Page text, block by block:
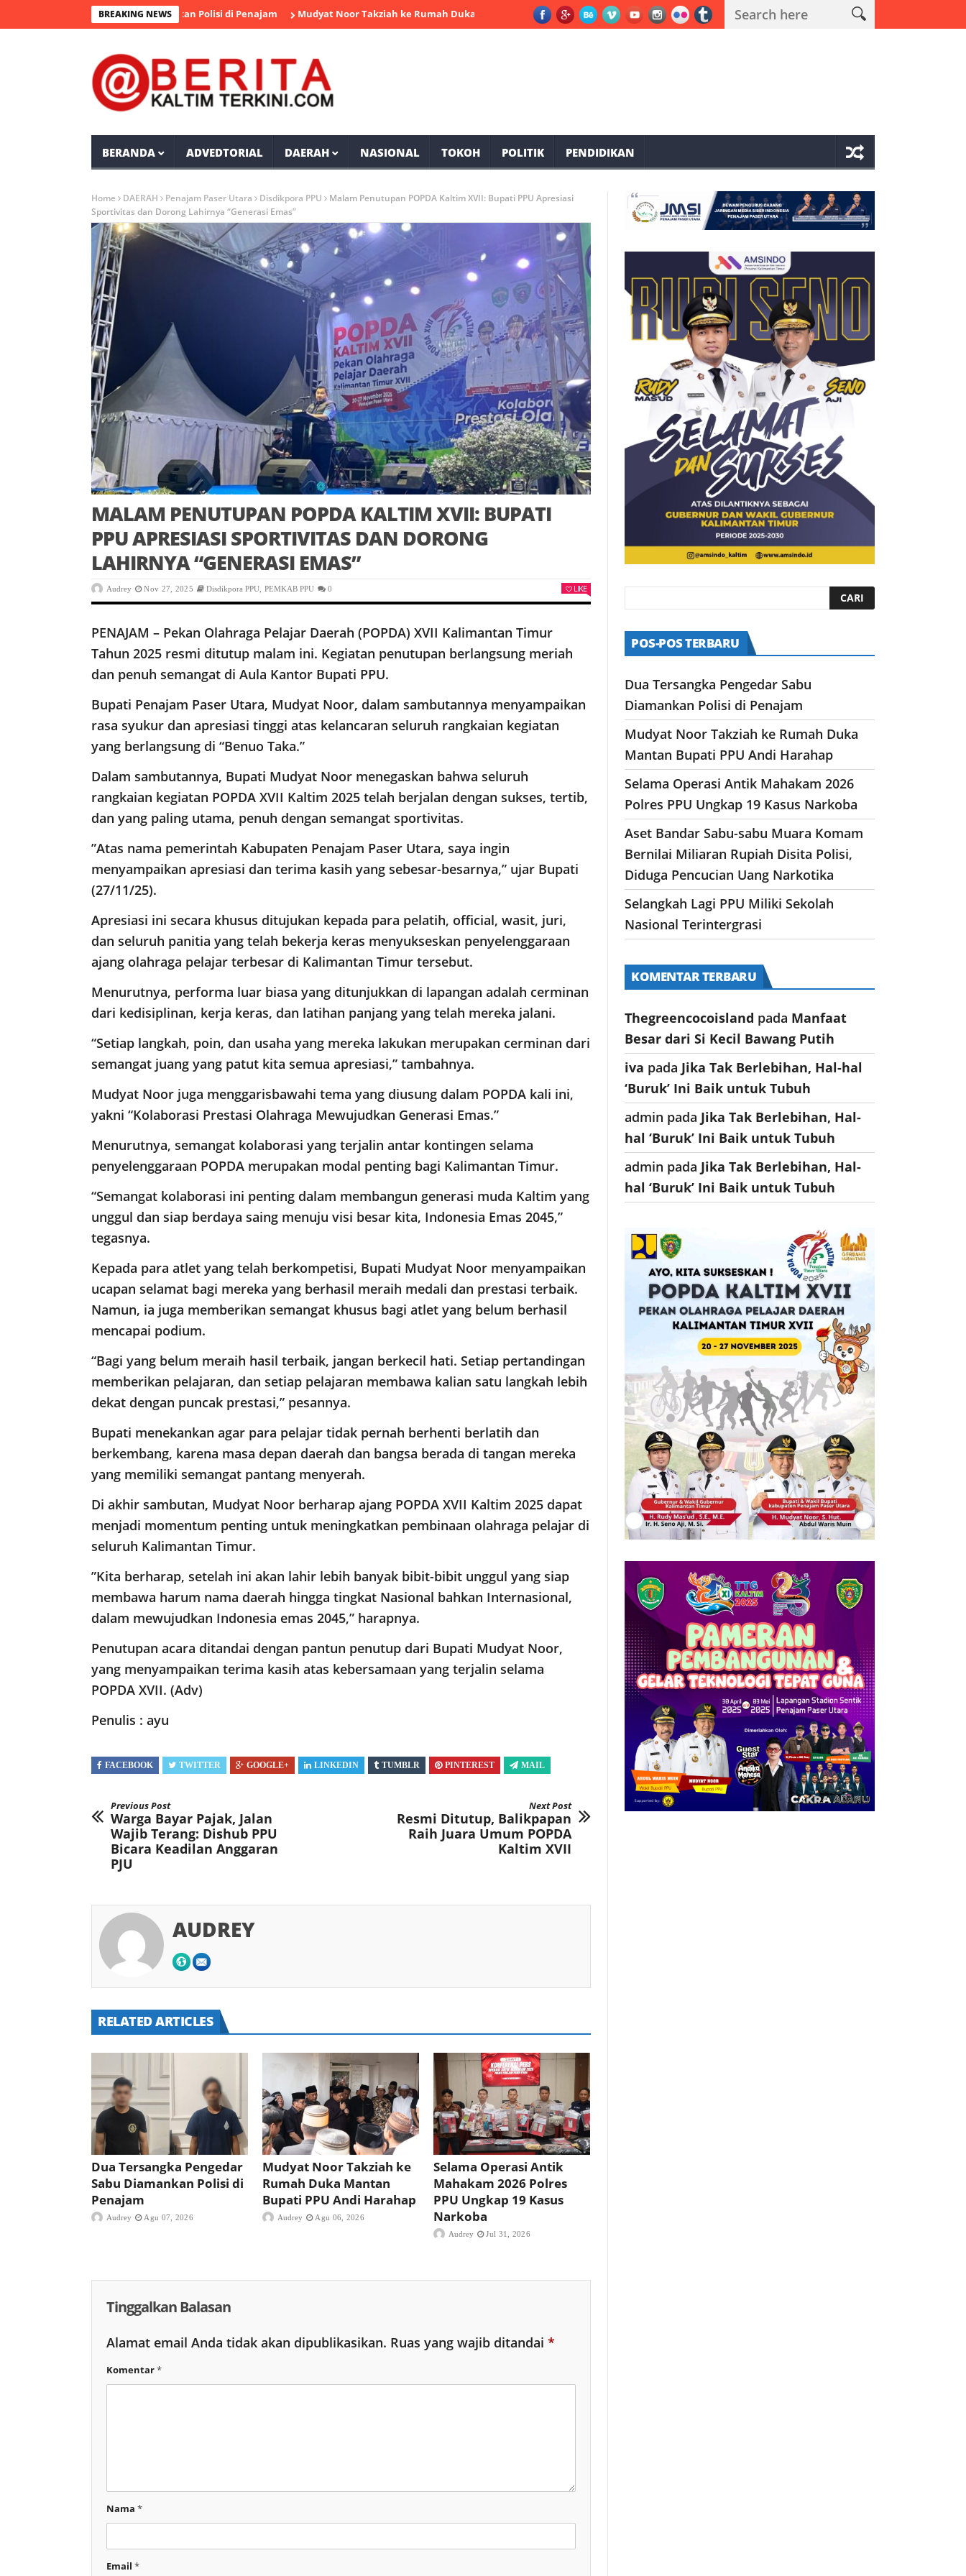
BREAKING NEWS
Pengedar Sabu Diamankan Polisi di Penajam Mudyat Noor Takziah ke Rumah Duka Mantan Bupati PPU Andi Harahap Selama Operasi Antik Mahakam 2026 Polres PPU Ungkap 19 Kasus Narkoba
BERANDA ADVEDTORIAL DAERAH NASIONAL TOKOH POLITIK PENDIDIKAN
Home DAERAH Penajam Paser Utara Disdikpora PPU
Malam Penutupan POPDA Kaltim XVII: Bupati PPU Apresiasi
Sportivitas dan Dorong Lahirnya “Generasi Emas”
MALAM PENUTUPAN POPDA KALTIM XVII: BUPATI
PPU APRESIASI SPORTIVITAS DAN DORONG
LAHIRNYA “GENERASI EMAS”
Audrey Nov 27, 2025 Disdikpora PPU PEMKAB PPU 0 LIKE
PENAJAM – Pekan Olahraga Pelajar Daerah (POPDA) XVII Kalimantan Timur
Tahun 2025 resmi ditutup malam ini. Kegiatan penutupan berlangsung meriah
dan penuh semangat di Aula Kantor Bupati PPU.
Bupati Penajam Paser Utara, Mudyat Noor, dalam sambutannya menyampaikan
rasa syukur dan apresiasi tinggi atas kelancaran seluruh rangkaian kegiatan
yang berlangsung di “Benuo Taka.”
​Dalam sambutannya, Bupati Mudyat Noor menegaskan bahwa seluruh
rangkaian kegiatan POPDA XVII Kaltim 2025 telah berjalan dengan sukses, tertib,
dan yang paling utama, penuh dengan semangat sportivitas.
​”Atas nama pemerintah Kabupaten Penajam Paser Utara, saya ingin
menyampaikan apresiasi dan terima kasih yang sebesar-besarnya,” ujar Bupati
(27/11/25).
Apresiasi ini secara khusus ditujukan kepada para pelatih, official, wasit, juri,
dan seluruh panitia yang telah bekerja keras menyukseskan penyelenggaraan
ajang olahraga pelajar terbesar di Kalimantan Timur tersebut.
Menurutnya, performa luar biasa yang ditunjukkan di lapangan adalah cerminan
dari kedisiplinan, kerja keras, dan latihan panjang yang telah mereka jalani.
“Setiap langkah, poin, dan usaha yang mereka lakukan merupakan cerminan dari
semangat juang yang patut kita semua apresiasi,” tambahnya.
​Mudyat Noor juga menggarisbawahi tema yang diusung dalam POPDA kali ini,
yakni “Kolaborasi Prestasi Olahraga Mewujudkan Generasi Emas.”
​Menurutnya, semangat kolaborasi yang terjalin antar kontingen selama
penyelenggaraan POPDA merupakan modal penting bagi Kalimantan Timur.
“Semangat kolaborasi ini penting dalam membangun generasi muda Kaltim yang
unggul dan siap berdaya saing menuju visi besar kita, Indonesia Emas 2045,”
tegasnya.
​Kepada para atlet yang telah berkompetisi, Bupati Mudyat Noor menyampaikan
ucapan selamat bagi mereka yang berhasil meraih medali dan prestasi terbaik. ​
Namun, ia juga memberikan semangat khusus bagi atlet yang belum berhasil
mencapai podium.
“Bagi yang belum meraih hasil terbaik, jangan berkecil hati. Setiap pertandingan
memberikan pelajaran, dan setiap pelajaran membawa kalian satu langkah lebih
dekat dengan puncak prestasi,” pesannya.
​Bupati menekankan agar para pelajar tidak pernah berhenti berlatih dan
berkembang, karena masa depan daerah dan bangsa berada di tangan mereka
yang memiliki semangat pantang menyerah.
​Di akhir sambutan, Mudyat Noor berharap ajang POPDA XVII Kaltim 2025 dapat
menjadi momentum penting untuk meningkatkan pembinaan olahraga pelajar di
seluruh Kalimantan Timur.
​”Kita berharap, setelah ini akan lahir lebih banyak bibit-bibit unggul yang siap
membawa harum nama daerah hingga tingkat Nasional bahkan Internasional,
dalam mewujudkan Indonesia emas 2045,” harapnya.
​Penutupan acara ditandai dengan pantun penutup dari Bupati Mudyat Noor,
yang menyampaikan terima kasih atas kebersamaan yang terjalin selama
POPDA XVII. (Adv)
Penulis : ayu
FACEBOOK TWITTER GOOGLE+ LINKEDIN TUMBLR PINTEREST MAIL
Previous Post
Warga Bayar Pajak, Jalan
Wajib Terang: Dishub PPU
Bicara Keadilan Anggaran
PJU
Next Post
Resmi Ditutup, Balikpapan
Raih Juara Umum POPDA
Kaltim XVII
AUDREY
RELATED ARTICLES
Dua Tersangka Pengedar
Sabu Diamankan Polisi di
Penajam
Audrey Agu 07, 2026
Mudyat Noor Takziah ke
Rumah Duka Mantan
Bupati PPU Andi Harahap
Audrey Agu 06, 2026
Selama Operasi Antik
Mahakam 2026 Polres
PPU Ungkap 19 Kasus
Narkoba
Audrey Jul 31, 2026
Tinggalkan Balasan
Alamat email Anda tidak akan dipublikasikan. Ruas yang wajib ditandai *
Komentar*
Nama *
Email *
POS-POS TERBARU
Dua Tersangka Pengedar Sabu
Diamankan Polisi di Penajam
Mudyat Noor Takziah ke Rumah Duka
Mantan Bupati PPU Andi Harahap
Selama Operasi Antik Mahakam 2026
Polres PPU Ungkap 19 Kasus Narkoba
Aset Bandar Sabu-sabu Muara Komam
Bernilai Miliaran Rupiah Disita Polisi,
Diduga Pencucian Uang Narkotika
Selangkah Lagi PPU Miliki Sekolah
Nasional Terintergrasi
KOMENTAR TERBARU
Thegreencocoisland pada Manfaat
Besar dari Si Kecil Bawang Putih
iva pada Jika Tak Berlebihan, Hal-hal
‘Buruk’ Ini Baik untuk Tubuh
admin pada Jika Tak Berlebihan, Hal-
hal ‘Buruk’ Ini Baik untuk Tubuh
admin pada Jika Tak Berlebihan, Hal-
hal ‘Buruk’ Ini Baik untuk Tubuh